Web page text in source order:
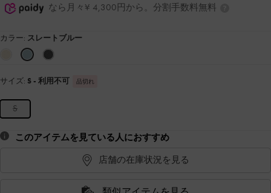
なら月々¥ 4,300円から。分割手数料無料
カラー: スレートブルー
サイズ: S - 利用不可 品切れ
S
このアイテムを見ている人におすすめ
店舗の在庫状況を見る